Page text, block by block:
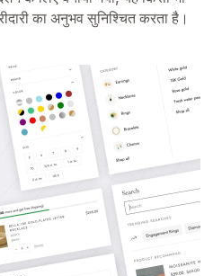
का अनुभव सुनिश्चित करता है।